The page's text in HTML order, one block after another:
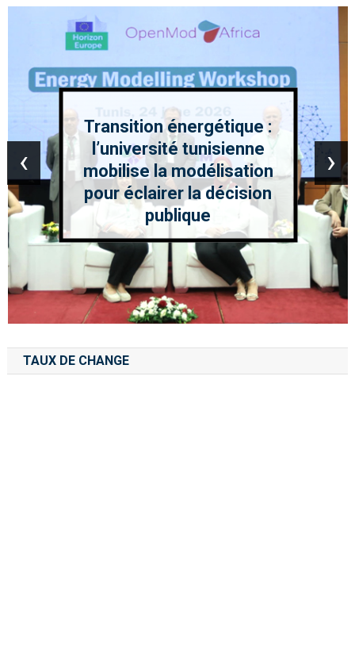
Transition énergétique :
l’université tunisienne
mobilise la modélisation
pour éclairer la décision
publique
‹ ›
TAUX DE CHANGE